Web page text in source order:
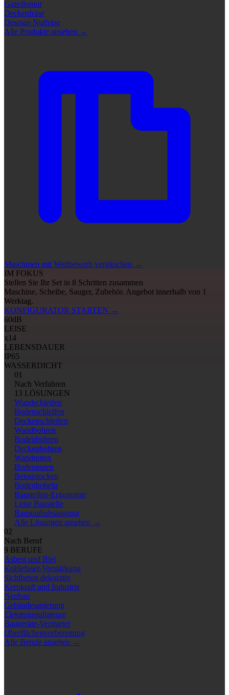
Gazellomur
Deckenfräse
Desman Nutfräse
Alle Produkte ansehen →
Maschinen mit Wettbewerb vergleichen →
IM FOKUS
Stellen Sie Ihr Set in 8 Schritten zusammen
Maschine, Scheibe, Sauger, Zubehör. Angebot innerhalb von 1
Werktag.
KONFIGURATOR STARTEN →
60dB
LEISE
x14
LEBENSDAUER
IP65
WASSERDICHT
01
Nach Verfahren
13 LÖSUNGEN
Wandschleifen
Bodenschleifen
Deckenschleifen
Wandbohren
Bodenbohren
Deckenbohren
Wandnuten
Bodennuten
Betonstocken
Bodenhobeln
Baustellen-Ergonomie
Leise Baustelle
Baustaubabsaugung
Alle Lösungen ansehen →
02
Nach Beruf
9 BERUFE
Asbest und Blei
Kohlefaser-Verstärkung
Sichtbeton dekorativ
Kernkraft und Industrie
Neubau
Gebäudesanierung
Elektroinstallateure
Baugeräte-Vermieter
Oberflächenvorbereitung
Alle Berufe ansehen →